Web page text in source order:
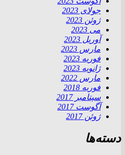
جولای 2023
ژوئن 2023
می 2023
آوریل 2023
مارس 2023
فوریه 2023
ژانویه 2023
مارس 2022
فوریه 2018
سپتامبر 2017
آگوست 2017
ژوئن 2017
دسته‌ها